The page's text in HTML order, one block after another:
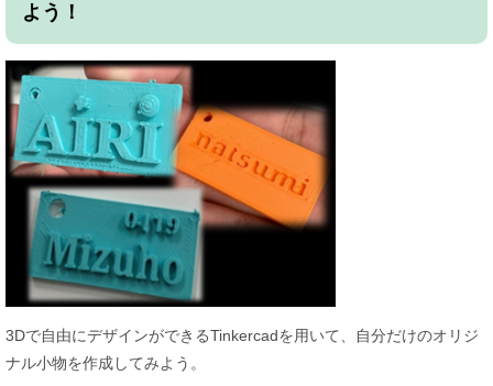
よう！
3Dで自由にデザインができるTinkercadを用いて、自分だけのオリジ
ナル小物を作成してみよう。